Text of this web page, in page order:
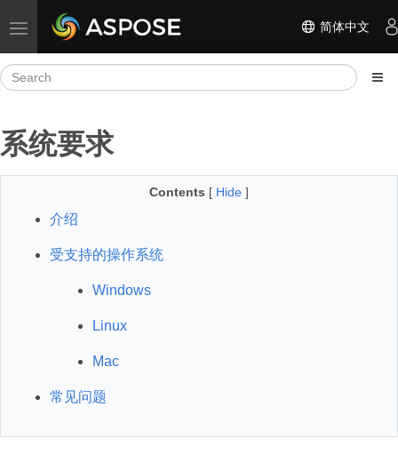
Toggle navigation 简体中文
系统要求
Contents [ Hide ]
介绍
受支持的操作系统
Windows
Linux
Mac
常见问题